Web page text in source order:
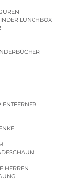
LUNCHBOX
HERREN